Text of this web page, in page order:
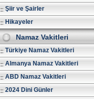
Şiir ve Şairler
Hikayeler
Namaz Vakitleri
Türkiye Namaz Vakitleri
Almanya Namaz Vakitleri
ABD Namaz Vakitleri
2024 Dini Günler